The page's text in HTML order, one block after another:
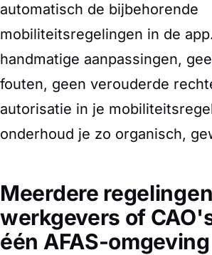
automatisch de bijbehorende
mobiliteitsregelingen in de
handmatige aanpassingen,
fouten, geen verouderde
autorisatie in je
onderhoud je zo organisch,
Meerdere
werkgevers of
één AFAS-omgeving